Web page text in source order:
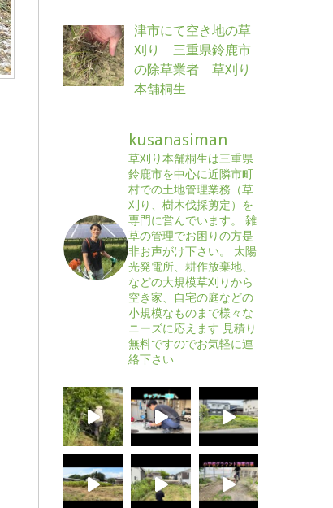
津市にて空き地の草
刈り 三重県鈴鹿市
の除草業者 草刈り
本舗桐生
kusanasiman
草刈り本舗桐生は三重県
鈴鹿市を中心に近隣市町
村での土地管理業務（草
刈り、樹木伐採剪定）を
専門に営んでいます。
雑
草の管理でお困りの方是
非お声がけ下さい。
太陽
光発電所、耕作放棄地、
などの大規模草刈りから
空き家、自宅の庭などの
小規模なものまで様々な
ニーズに応えます 見積り
無料ですのでお気軽に連
絡下さい